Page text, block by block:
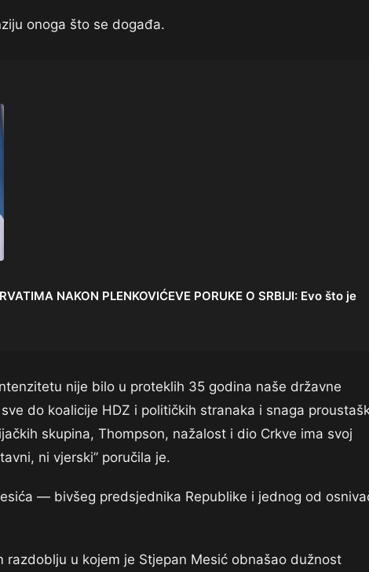
onoga što se događa.
NAKON PLENKOVIĆEVE PORUKE O SRBIJI: Evo što je
nije bilo u proteklih 35 godina naše državne
do koalicije HDZ i političkih stranaka i snaga
skupina, Thompson, nažalost i dio Crkve ima svoj
ni vjerski” poručila je.
— bivšeg predsjednika Republike i jednog od
razdoblju u kojem je Stjepan Mesić obnašao dužnost